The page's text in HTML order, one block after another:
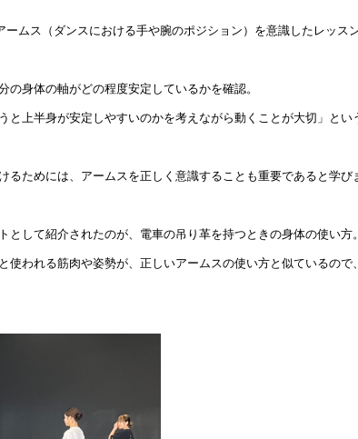
ームス（ダンスにおける手や腕のポジション） を意識したレッス
の身体の軸がどの程度安定しているかを確認。
と上半身が安定しやすいのかを考えながら動くこと が大切」とい
るためには、 アームスを正しく意識することも重要であると学び
として紹介されたのが、 電車の吊り革を持つときの身体の使い方。
使われる筋肉や姿勢が、正しいアームスの使い方と似ているので